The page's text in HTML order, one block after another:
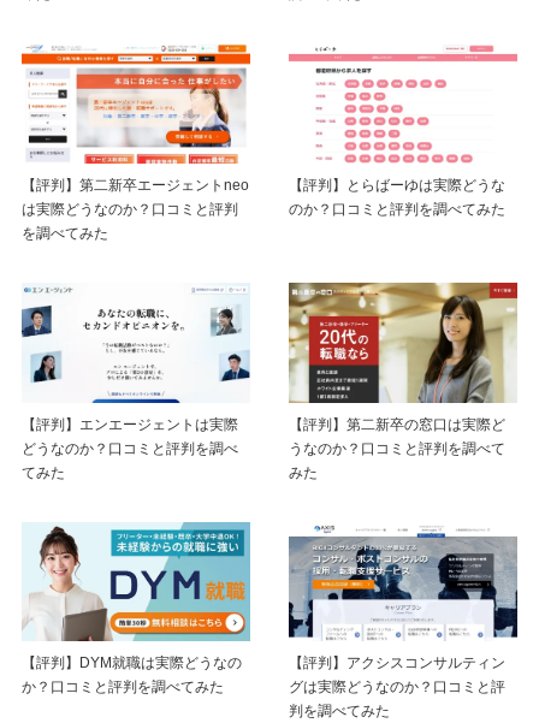
【評判】第二新卒エージェントneo
は実際どうなのか？口コミと評判
を調べてみた
【評判】とらばーゆは実際どうな
のか？口コミと評判を調べてみた
【評判】エンエージェントは実際
どうなのか？口コミと評判を調べ
てみた
【評判】第二新卒の窓口は実際ど
うなのか？口コミと評判を調べて
みた
【評判】DYM就職は実際どうなの
か？口コミと評判を調べてみた
【評判】アクシスコンサルティン
グは実際どうなのか？口コミと評
判を調べてみた